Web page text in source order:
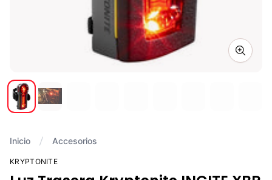
Zoom
Inicio Accesorios
KRYPTONITE